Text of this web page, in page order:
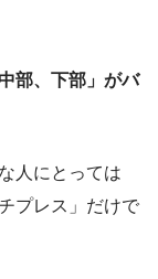
部、下部」がバ
人にとっては
プレス」だけで